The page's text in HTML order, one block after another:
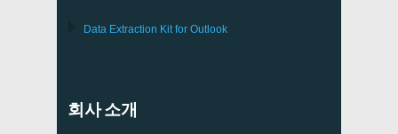
Data Extraction Kit for Outlook
회사 소개